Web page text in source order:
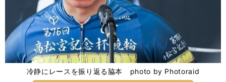
冷静にレースを振り返る脇本 photo by Photoraid